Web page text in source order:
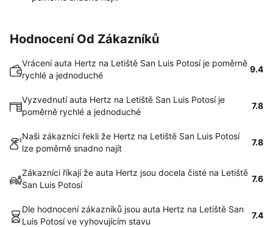
Hodnocení Od Zákazníků
Vrácení auta Hertz na Letiště San Luis Potosí je poměrně
rychlé a jednoduché
9.4
Vyzvednutí auta Hertz na Letiště San Luis Potosí je
poměrně rychlé a jednoduché
7.8
Naši zákazníci řekli že Hertz na Letiště San Luis Potosí
lze poměrně snadno najít
7.8
Zákazníci říkají že auta Hertz jsou docela čisté na Letiště
San Luis Potosí
7.6
Dle hodnocení zákazníků jsou auta Hertz na Letiště San
Luis Potosí ve vyhovujícím stavu
7.4